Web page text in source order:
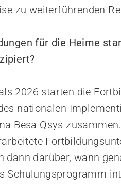
zu weiterführenden
für die Heime
2026 starten die
nationalen
Besa Qsys
dann darüber, wann
Schulungsprogramm